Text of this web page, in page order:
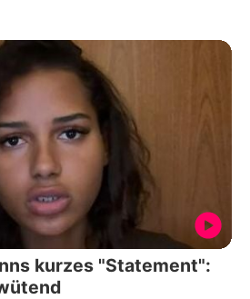
kurzes "Statement":